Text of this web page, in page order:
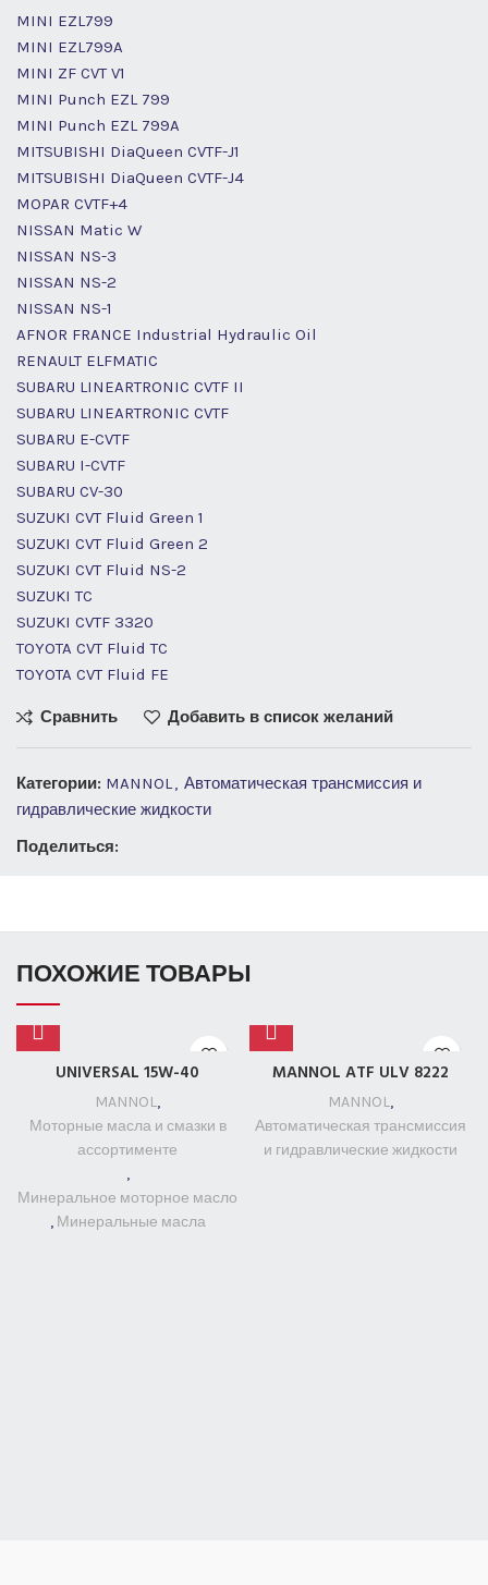
MINI EZL799
MINI EZL799A
MINI ZF CVT V1
MINI Punch EZL 799
MINI Punch EZL 799A
MITSUBISHI DiaQueen CVTF-J1
MITSUBISHI DiaQueen CVTF-J4
MOPAR CVTF+4
NISSAN Matic W
NISSAN NS-3
NISSAN NS-2
NISSAN NS-1
AFNOR FRANCE Industrial Hydraulic Oil
RENAULT ELFMATIC
SUBARU LINEARTRONIC CVTF II
SUBARU LINEARTRONIC CVTF
SUBARU E-CVTF
SUBARU I-CVTF
SUBARU CV-30
SUZUKI CVT Fluid Green 1
SUZUKI CVT Fluid Green 2
SUZUKI CVT Fluid NS-2
SUZUKI TC
SUZUKI CVTF 3320
TOYOTA CVT Fluid TC
TOYOTA CVT Fluid FE
Сравнить Добавить в список желаний
Категории: MANNOL
Автоматическая трансмиссия и
гидравлические жидкости
Поделиться:
ПОХОЖИЕ ТОВАРЫ
UNIVERSAL 15W-40
MANNOL,
Моторные масла и смазки в
ассортименте
,
Минеральное моторное масло
, Минеральные масла
MANNOL ATF ULV 8222
MANNOL,
Автоматическая трансмиссия
и гидравлические жидкости